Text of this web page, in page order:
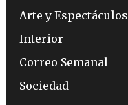
Arte y Espectáculos
Interior
Correo Semanal
Sociedad